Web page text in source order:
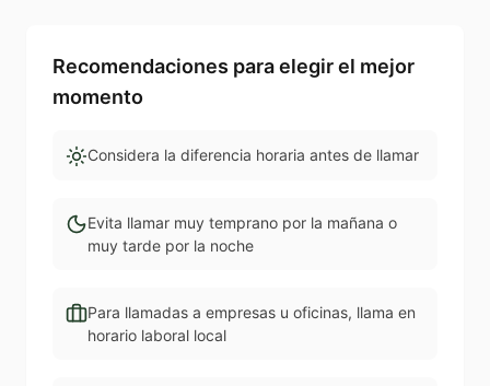
Recomendaciones para elegir el mejor
momento
Considera la diferencia horaria antes de llamar
Evita llamar muy temprano por la mañana o
muy tarde por la noche
Para llamadas a empresas u oficinas, llama en
horario laboral local